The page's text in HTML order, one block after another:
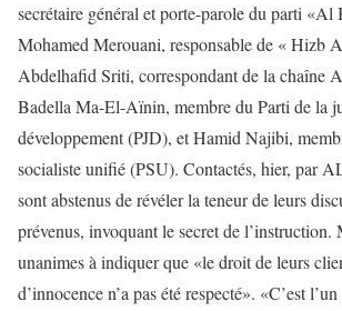
secrétaire général et porte-parole du parti
Mohamed Merouani, responsable de « Hizb
Abdelhafid Sriti, correspondant de la chaîne
Badella Ma-El-Aïnin, membre du Parti de la
développement (PJD), et Hamid Najibi,
socialiste unifié (PSU). Contactés, hier, par
sont abstenus de révéler la teneur de leurs
prévenus, invoquant le secret de l’instruction.
unanimes à indiquer que «le droit de leurs
d’innocence n’a pas été respecté». «C’est